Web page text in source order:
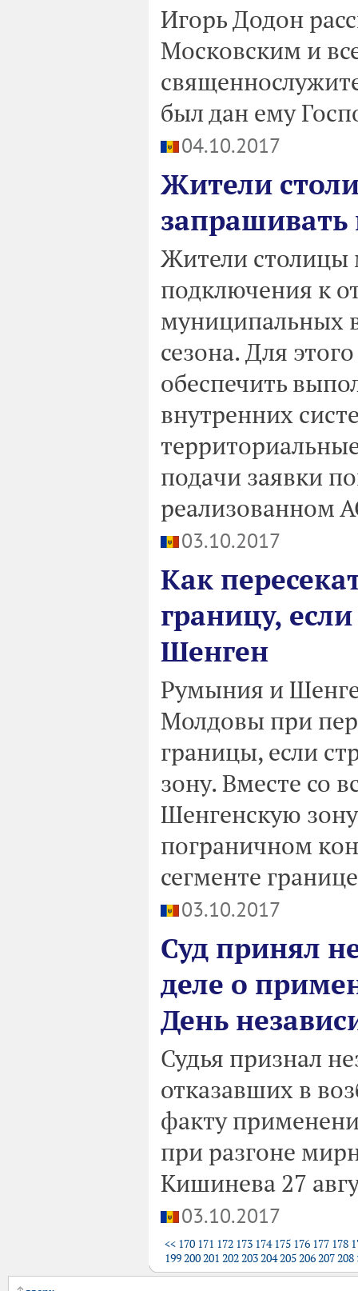
Игорь Додон
Московским и
был дан ему
04.10.2017
Жители
Жители столицы
подключения к
муниципальных
сезона. Для
обеспечить
внутренних
подачи заявки
реализованном
03.10.2017
Как
границу,
Шенген
Румыния и
Молдовы при
границы, если
зону. Вместе со
Шенгенскую
пограничном
сегменте
03.10.2017
Суд принял
деле о
День
Судья признал
отказавших в
факту
при разгоне
Кишинева 27
03.10.2017
<< 170 171 172 173 174 175 176 177 178
199200201 202203204205206207208